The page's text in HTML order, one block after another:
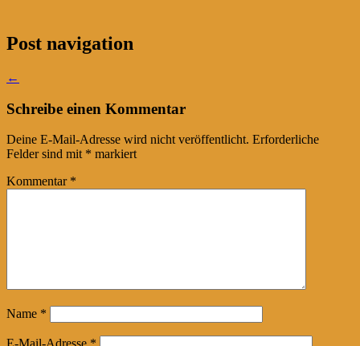
Post navigation
←
Schreibe einen Kommentar
Deine E-Mail-Adresse wird nicht veröffentlicht. Erforderliche
Felder sind mit * markiert
Kommentar *
Name *